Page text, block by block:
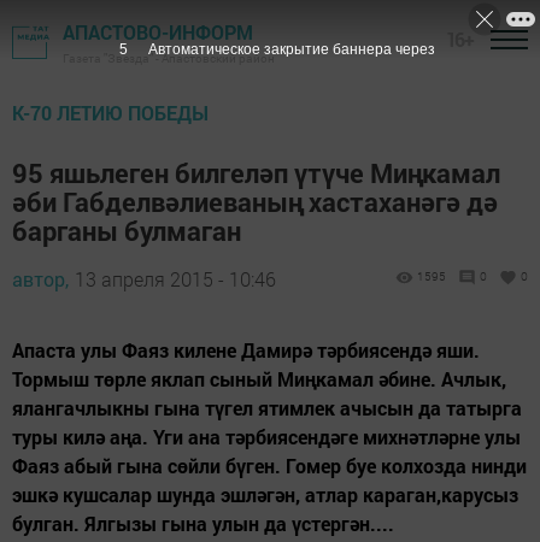
АПАСТОВО-ИНФОРМ
Газета "Звезда" - Апастовский район
К-70 ЛЕТИЮ ПОБЕДЫ
95 яшьлеген билгеләп үтүче Миңкамал
әби Габделвәлиеваның хастаханәгә дә
барганы булмаган
автор, 13 апреля 2015 - 10:46 1595 0 0
Апаста улы Фаяз килене Дамирә тәрбиясендә яши.
Тормыш төрле яклап сыный Миңкамал әбине. Ачлык,
ялангачлыкны гына түгел ятимлек ачысын да татырга
туры килә аңа. Үги ана тәрбиясендәге михнәтләрне улы
Фаяз абый гына сөйли бүген. Гомер буе колхозда нинди
эшкә кушсалар шунда эшләгән, атлар караган,карусыз
булган. Ялгызы гына улын да үстергән....
4 Автоматическое закрытие баннера через